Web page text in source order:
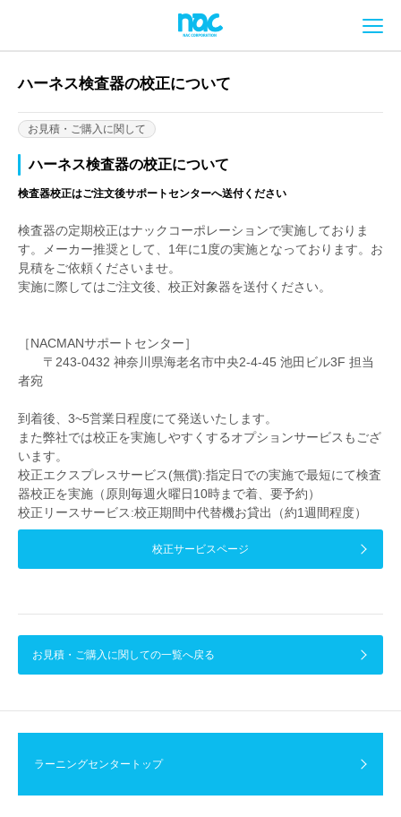
ハーネス検査器の校正について
お見積・ご購入に関して
ハーネス検査器の校正について
検査器校正はご注文後サポートセンターへ送付ください
検査器の定期校正はナックコーポレーションで実施しておりま
す。メーカー推奨として、1年に1度の実施となっております。お
見積をご依頼くださいませ。
実施に際してはご注文後、校正対象器を送付ください。
［NACMANサポートセンター］
〒243-0432 神奈川県海老名市中央2-4-45 池田ビル3F 担当
者宛
到着後、3~5営業日程度にて発送いたします。
また弊社では校正を実施しやすくするオプションサービスもござ
います。
校正エクスプレスサービス(無償):指定日での実施で最短にて検査
器校正を実施（原則毎週火曜日10時まで着、要予約）
校正リースサービス:校正期間中代替機お貸出（約1週間程度）
校正サービスページ
お見積・ご購入に関しての一覧へ戻る
ラーニングセンタートップ